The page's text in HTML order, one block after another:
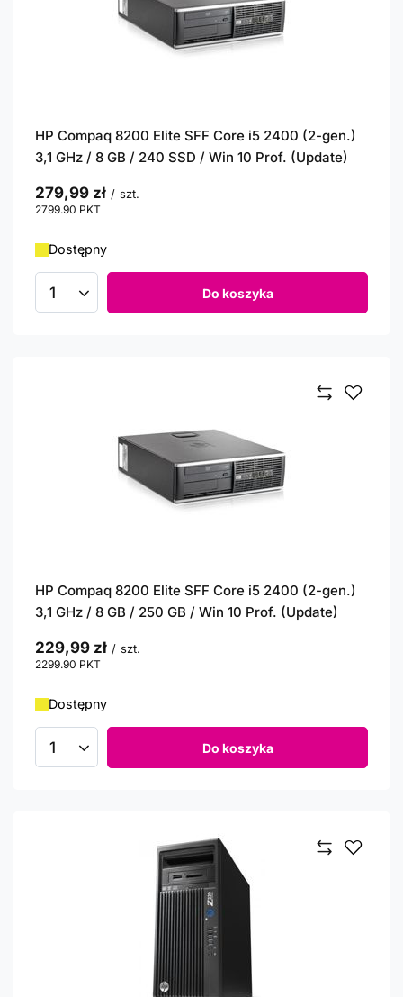
HP Compaq 8200 Elite SFF Core i5 2400 (2-gen.)
3,1 GHz / 8 GB / 240 SSD / Win 10 Prof. (Update)
279,99 zł / szt.
2799.90 PKT
Dostępny
Ilość produktów Do koszyka
HP Compaq 8200 Elite SFF Core i5 2400 (2-gen.)
3,1 GHz / 8 GB / 250 GB / Win 10 Prof. (Update)
229,99 zł / szt.
2299.90 PKT
Dostępny
Ilość produktów Do koszyka